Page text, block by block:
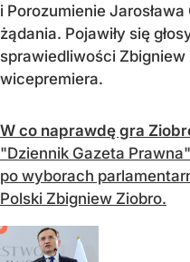
i Porozumienie
żądania. Pojawiły się
sprawiedliwości Zbigniew
wicepremiera.
W co naprawdę gra
"Dziennik Gazeta
po wyborach
Polski Zbigniew Ziobro.